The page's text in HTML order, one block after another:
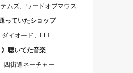
ムズ、ワードオブマウス
っていたショップ
イオード、ELT
》聴いてた音楽
四街道ネーチャー